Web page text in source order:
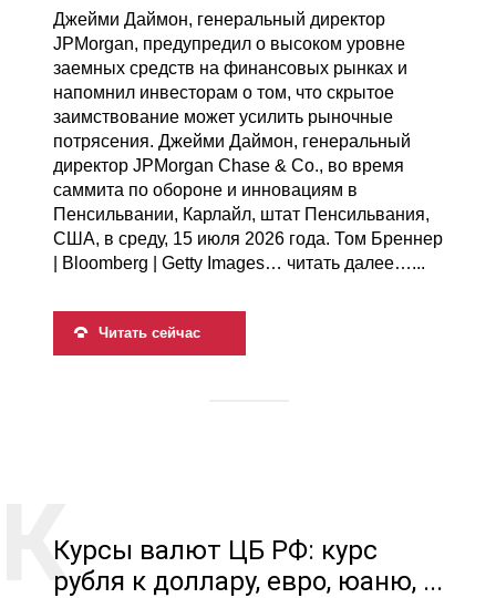
Джейми Даймон, генеральный директор
JPMorgan, предупредил о высоком уровне
заемных средств на финансовых рынках и
напомнил инвесторам о том, что скрытое
заимствование может усилить рыночные
потрясения. Джейми Даймон, генеральный
директор JPMorgan Chase & Co., во время
саммита по обороне и инновациям в
Пенсильвании, Карлайл, штат Пенсильвания,
США, в среду, 15 июля 2026 года. Том Бреннер
| Bloomberg | Getty Images… читать далее…...
Читать сейчас
Курсы валют ЦБ РФ: курс
рубля к доллару, евро, юаню, ...